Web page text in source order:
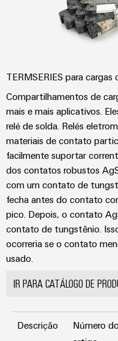
energética
Infraestruturas
Soluções
para
os
requisitos
específicos
das
infraestruturas
de
edifícios
Construção
de
quadros
elétricos
Soluções
desafios
construção
quadros
elétricas
de
dispositivos
Conectores
PCB
e
terminais
PCB
Serviços
de
conector
PCB
Fabricante
Equipamentos
Originais
software
Comandos
Sistemas
I/O
Ethernet
industrial
Painéis
de
toque
Ferramentas
de
engenharia
visualização
energia
TERMSERIES para cargas
Compartilhamentos de
mais e mais aplicativos.
relé de solda. Relés
materiais de contato
facilmente suportar
dos contatos robustos
com um contato de
fecha antes do contato
pico. Depois, o contato
contato de tungstênio.
ocorreria se o contato
usado.
IR PARA CATÁLOGO DE
Descrição
Número do